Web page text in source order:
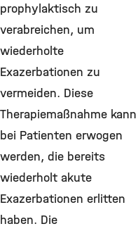
prophylaktisch zu
verabreichen, um
wiederholte
Exazerbationen zu
vermeiden. Diese
Therapiemaßnahme kann
bei Patienten erwogen
werden, die bereits
wiederholt akute
Exazerbationen erlitten
haben. Die